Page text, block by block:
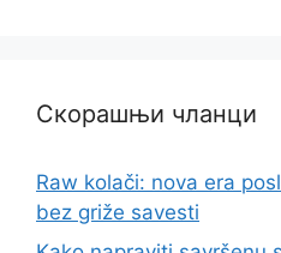
Скорашњи чланци
Raw kolači: nova era
bez griže savesti